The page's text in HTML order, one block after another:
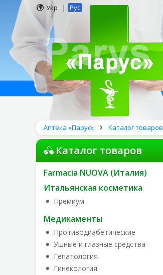
Укр | Рус
Аптека «Парус» Каталог товаров
Каталог товаров
Farmacia NUOVA (Италия)
Итальянская косметика
Премиум
Медикаменты
Противодиабетические
Ушные и глазные средства
Гепатология
Гинекология